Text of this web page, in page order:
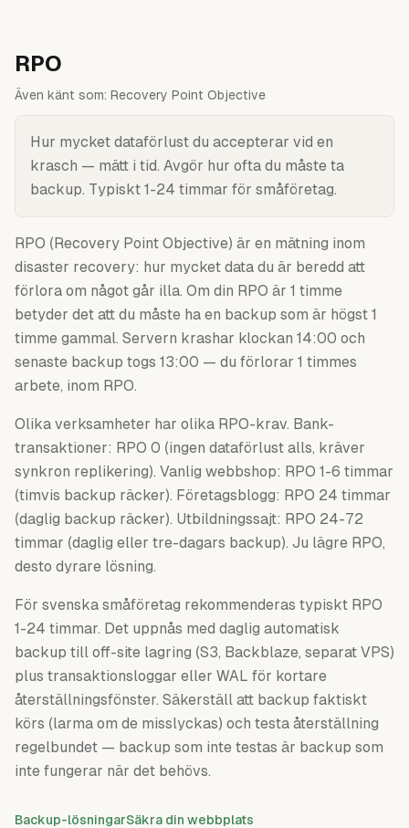
RPO
Även känt som: Recovery Point Objective
Hur mycket dataförlust du accepterar vid en
krasch — mätt i tid. Avgör hur ofta du måste ta
backup. Typiskt 1-24 timmar för småföretag.
RPO (Recovery Point Objective) är en mätning inom
disaster recovery: hur mycket data du är beredd att
förlora om något går illa. Om din RPO är 1 timme
betyder det att du måste ha en backup som är högst 1
timme gammal. Servern krashar klockan 14:00 och
senaste backup togs 13:00 — du förlorar 1 timmes
arbete, inom RPO.
Olika verksamheter har olika RPO-krav. Bank-
transaktioner: RPO 0 (ingen dataförlust alls, kräver
synkron replikering). Vanlig webbshop: RPO 1-6 timmar
(timvis backup räcker). Företagsblogg: RPO 24 timmar
(daglig backup räcker). Utbildningssajt: RPO 24-72
timmar (daglig eller tre-dagars backup). Ju lägre RPO,
desto dyrare lösning.
För svenska småföretag rekommenderas typiskt RPO
1-24 timmar. Det uppnås med daglig automatisk
backup till off-site lagring (S3, Backblaze, separat VPS)
plus transaktionsloggar eller WAL för kortare
återställningsfönster. Säkerställ att backup faktiskt
körs (larma om de misslyckas) och testa återställning
regelbundet — backup som inte testas är backup som
inte fungerar när det behövs.
Backup-lösningarSäkra din webbplats